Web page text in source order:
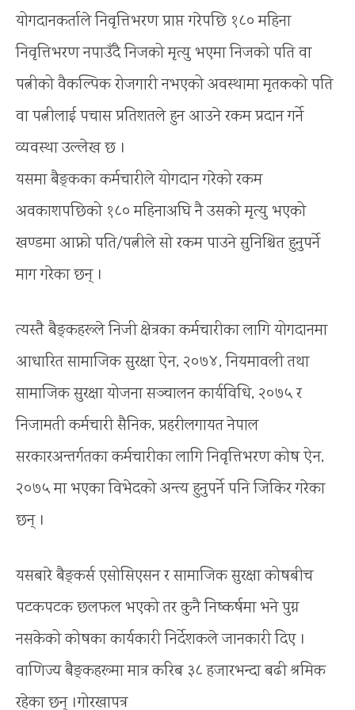
योगदानकर्ताले निवृत्तिभरण प्राप्त गरेपछि १८० महिना
निवृत्तिभरण नपाउँदै निजको मृत्यु भएमा निजको पति वा
पत्नीको वैकल्पिक रोजगारी नभएको अवस्थामा मृतकको पति
वा पत्नीलाई पचास प्रतिशतले हुन आउने रकम प्रदान गर्ने
व्यवस्था उल्लेख छ ।
यसमा बैङ्कका कर्मचारीले योगदान गरेको रकम
अवकाशपछिको १८० महिनाअघि नै उसको मृत्यु भएको
खण्डमा आफ्नो पति/पत्नीले सो रकम पाउने सुनिश्चित हुनुपर्ने
माग गरेका छन् ।
त्यस्तै बैङ्कहरूले निजी क्षेत्रका कर्मचारीका लागि योगदानमा
आधारित सामाजिक सुरक्षा ऐन, २०७४, नियमावली तथा
सामाजिक सुरक्षा योजना सञ्चालन कार्यविधि, २०७५ र
निजामती कर्मचारी सैनिक, प्रहरीलगायत नेपाल
सरकारअन्तर्गतका कर्मचारीका लागि निवृत्तिभरण कोष ऐन,
२०७५ मा भएका विभेदको अन्त्य हुनुपर्ने पनि जिकिर गरेका
छन् ।
यसबारे बैङ्कर्स एसोसिएसन र सामाजिक सुरक्षा कोषबीच
पटकपटक छलफल भएको तर कुनै निष्कर्षमा भने पुग्न
नसकेको कोषका कार्यकारी निर्देशकले जानकारी दिए ।
वाणिज्य बैङ्कहरूमा मात्र करिब ३८ हजारभन्दा बढी श्रमिक
रहेका छन् ।गोरखापत्र